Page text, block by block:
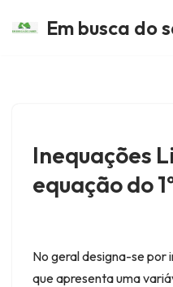
Em busca do
Inequações
equação do
No geral designa-se por
que apresenta uma